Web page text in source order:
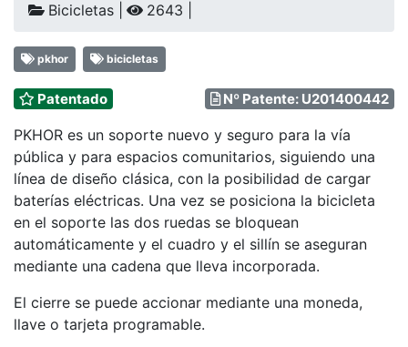
Bicicletas | 2643 |
pkhor bicicletas
Patentado Nº Patente: U201400442
PKHOR es un soporte nuevo y seguro para la vía
pública y para espacios comunitarios, siguiendo una
línea de diseño clásica, con la posibilidad de cargar
baterías eléctricas. Una vez se posiciona la bicicleta
en el soporte las dos ruedas se bloquean
automáticamente y el cuadro y el sillín se aseguran
mediante una cadena que lleva incorporada.
El cierre se puede accionar mediante una moneda,
llave o tarjeta programable.